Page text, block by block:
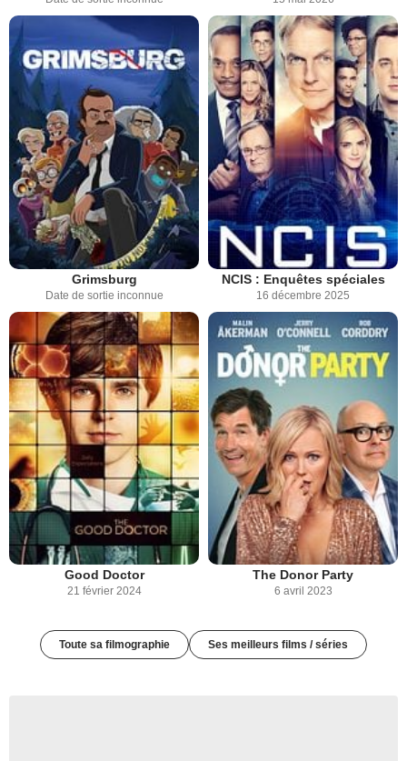
Grimsburg
Date de sortie inconnue
NCIS : Enquêtes spéciales
16 décembre 2025
Good Doctor
21 février 2024
The Donor Party
6 avril 2023
Toute sa filmographie Ses meilleurs films / séries